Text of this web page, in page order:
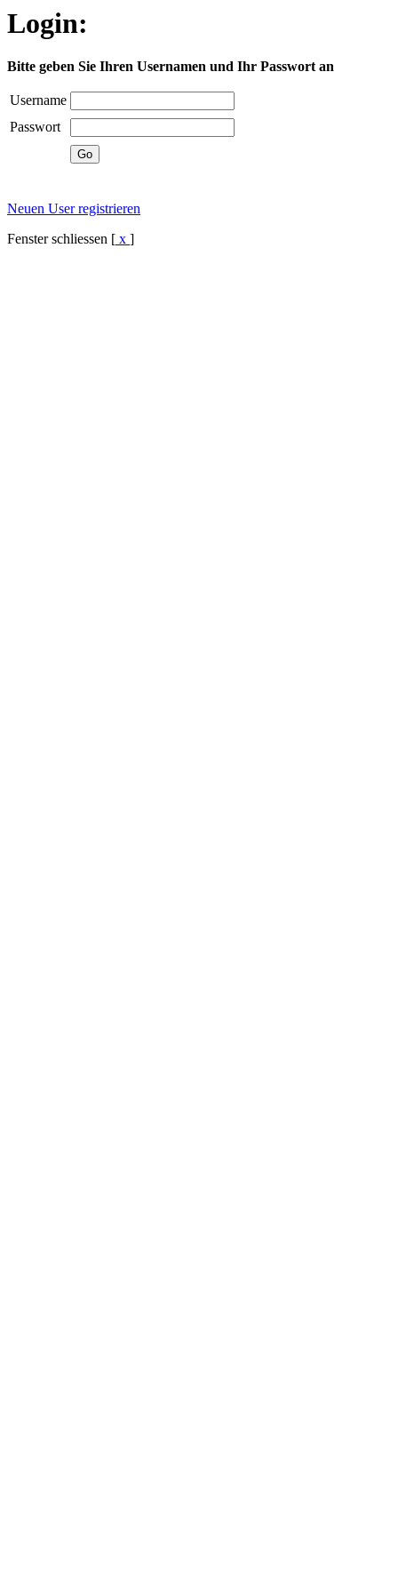
Login:
Bitte geben Sie Ihren Usernamen und Ihr Passwort an
Username
Passwort
Neuen User registrieren
Fenster schliessen [ x ]